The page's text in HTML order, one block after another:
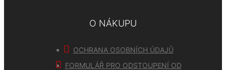
O NÁKUPU
OCHRANA OSOBNÍCH ÚDAJŮ
FORMULÁŘ PRO ODSTOUPENÍ OD